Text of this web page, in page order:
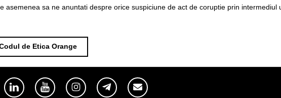
asemenea sa ne anuntati despre orice suspiciune de act de coruptie prin
de Etica Orange